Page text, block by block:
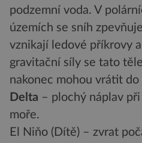
podzemní voda. V
územích se sníh
vznikají ledové příkrovy
gravitační síly se tato
nakonec mohou vrátit do
Delta – plochý náplav
moře.
El Niňo (Dítě) – zvrat